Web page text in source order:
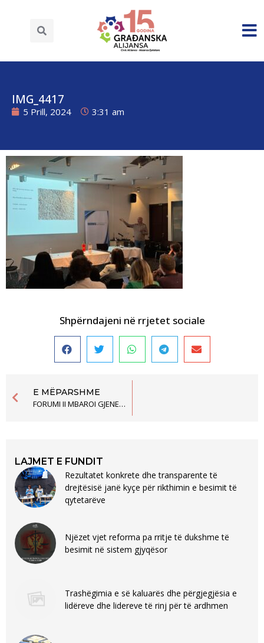
IMG_4417
5 Prill, 2024 3:31 am
Shpërndajeni në rrjetet sociale
E MËPARSHME
FORUMI II MBAROI GJENERAT E XXI TE SHKOLLES SE STUDIMEVE POLITIKE
LAJMET E FUNDIT
Rezultatet konkrete dhe transparente të
drejtësisë janë kyçe për rikthimin e besimit të
qytetarëve
Njëzet vjet reforma pa rritje të dukshme të
besimit në sistem gjyqësor
Trashëgimia e së kaluarës dhe përgjegjësia e
lidëreve dhe lidereve të rinj për të ardhmen